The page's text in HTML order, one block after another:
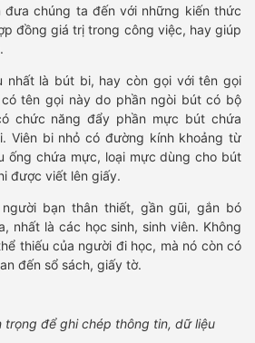
đưa chúng ta đến với những kiến thức
đồng giá trị trong công việc, hay giúp
nhất là bút bi, hay còn gọi với tên gọi
tên gọi này do phần ngòi bút có bộ
chức năng đẩy phần mực bút chứa
Viên bi nhỏ có đường kính khoảng từ
ống chứa mực, loại mực dùng cho bút
được viết lên giấy.
bạn thân thiết, gần gũi, gắn bó
nhất là các học sinh, sinh viên. Không
thiếu của người đi học, mà nó còn có
đến sổ sách, giấy tờ.
trọng để ghi chép thông tin, dữ liệu